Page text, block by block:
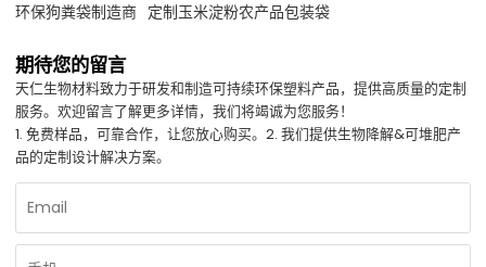
环保狗粪袋制造商 定制玉米淀粉农产品包装袋
期待您的留言
天仁生物材料致力于研发和制造可持续环保塑料产品，提供高质量的定制
服务。欢迎留言了解更多详情，我们将竭诚为您服务！
1. 免费样品，可靠合作，让您放心购买。2. 我们提供生物降解&可堆肥产
品的定制设计解决方案。